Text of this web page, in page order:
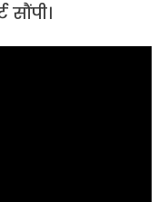
सौंपी।